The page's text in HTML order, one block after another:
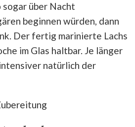
über Nacht
beginnen würden, dann
Der fertig marinierte Lachs
im Glas haltbar. Je länger
natürlich der